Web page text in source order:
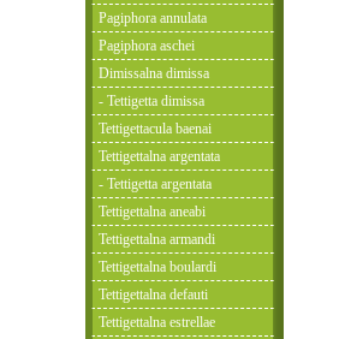
Pagiphora annulata
Pagiphora aschei
Dimissalna dimissa
- Tettigetta dimissa
Tettigettacula baenai
Tettigettalna argentata
- Tettigetta argentata
Tettigettalna aneabi
Tettigettalna armandi
Tettigettalna boulardi
Tettigettalna defauti
Tettigettalna estrellae